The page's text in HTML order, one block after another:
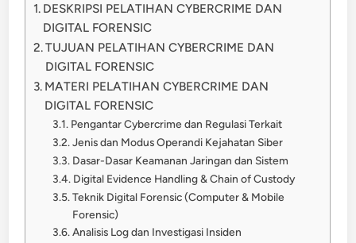
DESKRIPSI PELATIHAN CYBERCRIME DAN
DIGITAL FORENSIC
TUJUAN PELATIHAN CYBERCRIME DAN
DIGITAL FORENSIC
MATERI PELATIHAN CYBERCRIME DAN
DIGITAL FORENSIC
Pengantar Cybercrime dan Regulasi Terkait
Jenis dan Modus Operandi Kejahatan Siber
Dasar-Dasar Keamanan Jaringan dan Sistem
Digital Evidence Handling & Chain of Custody
Teknik Digital Forensic (Computer & Mobile
Forensic)
Analisis Log dan Investigasi Insiden